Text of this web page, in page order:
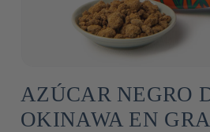
AZÚCAR NEGRO
OKINAWA EN